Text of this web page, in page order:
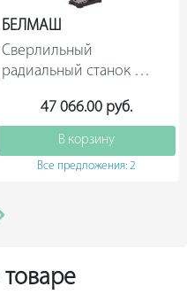
БЕЛМАШ
Сверлильный
радиальный станок
RDP430-16F S121A
47 066.00 руб.
В корзину
Все предложения: 2